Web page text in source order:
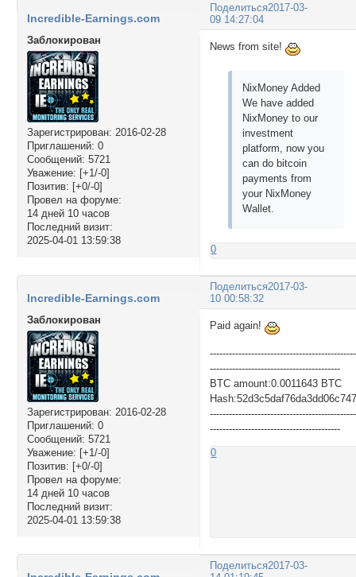
Поделиться2017-03-
09 14:27:04
Incredible-Earnings.com
Заблокирован
Зарегистрирован: 2016-02-28
Приглашений: 0
Сообщений: 5721
Уважение: [+1/-0]
Позитив: [+0/-0]
Провел на форуме:
14 дней 10 часов
Последний визит:
2025-04-01 13:59:38
News from site!
NixMoney Added
We have added
NixMoney to our
investment
platform, now you
can do bitcoin
payments from
your NixMoney
Wallet.
0
Поделиться2017-03-
10 00:58:32
Incredible-Earnings.com
Заблокирован
Зарегистрирован: 2016-02-28
Приглашений: 0
Сообщений: 5721
Уважение: [+1/-0]
Позитив: [+0/-0]
Провел на форуме:
14 дней 10 часов
Последний визит:
2025-04-01 13:59:38
Paid again!
-----------------------------------------
BTC amount:0.0011643 BTC
-----------------------------------------
0
Поделиться2017-03-